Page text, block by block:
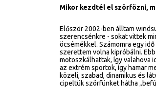
Mikor kezdtél el szörfözni,
Először 2002-ben álltam
szerencsénkre - sokat vittek
öcsémékkel. Számomra egy
szerettem volna kipróbálni.
motoszkálhattak, így valahova
az extrém sportok, így hamar
közeli, szabad, dinamikus és
cipeltük szörfünket hátha